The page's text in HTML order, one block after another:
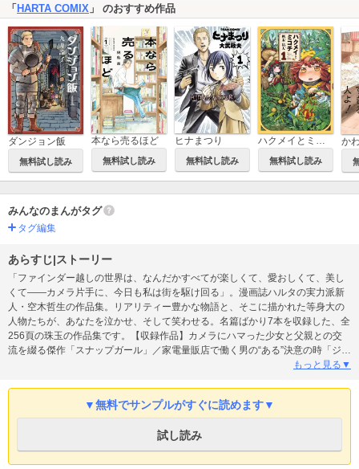
「 HARTA COMIX 」 のおすすめ作品
ダンジョン飯
無料試し読み
本なら売るほど
無料試し読み
ヒナまつり
無料試し読み
ハクメイとミコチ
無料試し読み
みんなのまんがタグ
タグ編集
あらすじ|ストーリー
「ファインダー越しの世界は、なんだかすべてが楽しくて、愛おしくて、美し
くて――カメラ片手に、今日も私は街を駆け回る」。漫画誌ハルタの実力派新
人・空木哲生の作品集。リアリティー豊かな物語と、そこに描かれた等身大の
人物たちが、あなたを泣かせ、そして笑わせる。名篇ばかり7本を収録した、全
256頁の珠玉の作品集です。【収録作品】カメラにハマった少女と父親との交
流を綴る傑作「スナップガール」／家電量販店で働く男の“ある”決意の時「ジャ
ーかポットか」／昭和初期の東京に生きる母子を描く「町火消し」／登山を女
の案件」／適齢期の男女に訪れた飼い猫の死「ふたりの港」
もっと見る▼
▼無料でサンプルがすぐに読めます▼
試し読み